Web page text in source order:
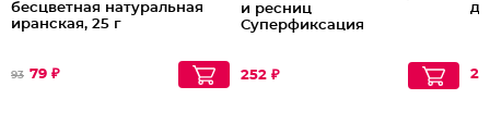
бесцветная натуральная
иранская, 25 г
93 79 ₽
и ресниц
Суперфиксация
252 ₽